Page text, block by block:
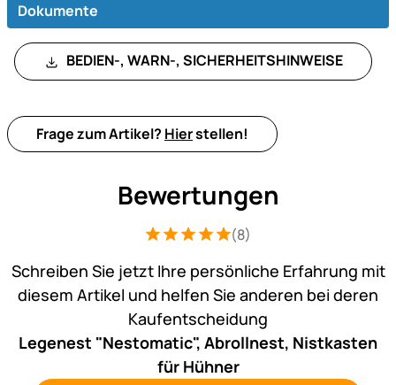
Dokumente
BEDIEN-, WARN-, SICHERHEITSHINWEISE
Frage zum Artikel? Hierstellen!
Bewertungen
Bewertung: 5 von 5 (8 Bewertungen)
8 Bewertungen
(8)
Schreiben Sie jetzt Ihre persönliche Erfahrung mit
diesem Artikel und helfen Sie anderen bei deren
Kaufentscheidung
Legenest "Nestomatic", Abrollnest, Nistkasten
für Hühner